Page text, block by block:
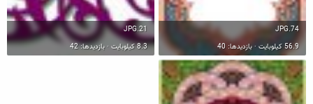
74.JPG
56.9 کیلوبایت · بازدیدها: 40
21.JPG
8.3 کیلوبایت · بازدیدها: 42